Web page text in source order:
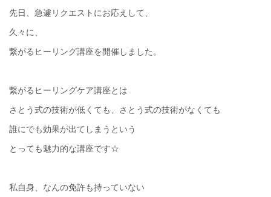
先日、急遽リクエストにお応えして、
久々に、
繋がるヒーリング講座を開催しました。
繋がるヒーリングケア講座とは
さとう式の技術が低くても、さとう式の技術がなくても
誰にでも効果が出てしまうという
とっても魅力的な講座です☆
私自身、なんの免許も持っていない